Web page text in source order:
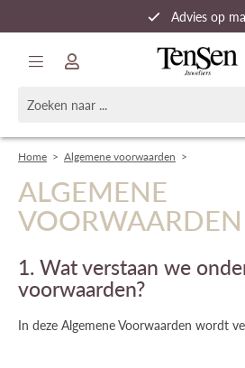
Advies op
Snelle
Home > Algemene voorwaarden >
ALGEMENE
VOORWAARDEN
1. Wat verstaan we
voorwaarden?
In deze Algemene Voorwaarden wordt